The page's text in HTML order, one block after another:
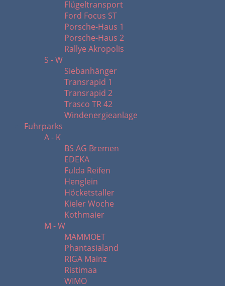
Flügeltransport
Ford Focus ST
Porsche-Haus 1
Porsche-Haus 2
Rallye Akropolis
S - W
Siebanhänger
Transrapid 1
Transrapid 2
Trasco TR 42
Windenergieanlage
Fuhrparks
A - K
BS AG Bremen
EDEKA
Fulda Reifen
Henglein
Höcketstaller
Kieler Woche
Kothmaier
M - W
MAMMOET
Phantasialand
RIGA Mainz
Ristimaa
WIMO